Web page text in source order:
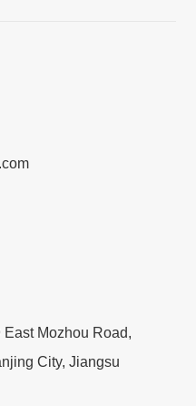
Mozhou Road,
City, Jiangsu